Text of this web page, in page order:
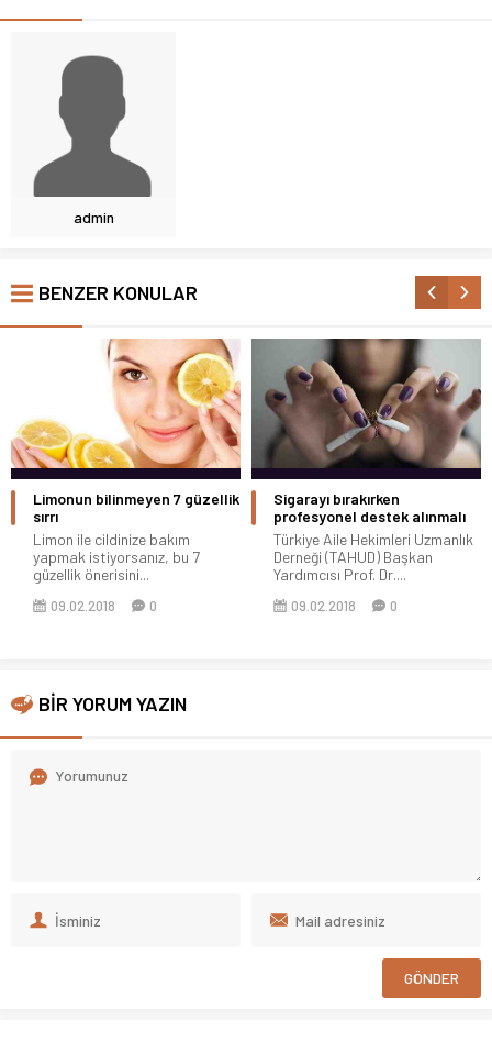
admin
BENZER KONULAR
Limonun bilinmeyen 7 güzellik
sırrı
Limon ile cildinize bakım
yapmak istiyorsanız, bu 7
güzellik önerisini...
09.02.2018 0
Sigarayı bırakırken
profesyonel destek alınmalı
Türkiye Aile Hekimleri Uzmanlık
Derneği (TAHUD) Başkan
Yardımcısı Prof. Dr....
09.02.2018 0
BİR YORUM YAZIN